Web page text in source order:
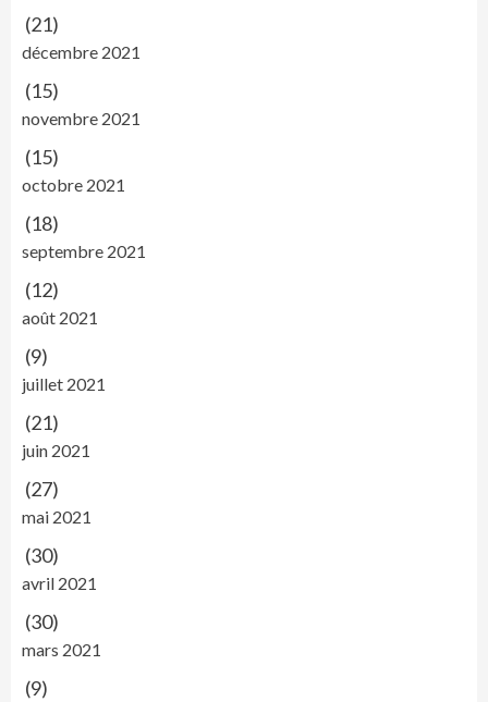
(21)
décembre 2021
(15)
novembre 2021
(15)
octobre 2021
(18)
septembre 2021
(12)
août 2021
(9)
juillet 2021
(21)
juin 2021
(27)
mai 2021
(30)
avril 2021
(30)
mars 2021
(9)